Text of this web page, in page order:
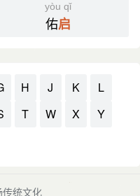
yòu qǐ
佑启
H J K
L
T W X
Y
统文化